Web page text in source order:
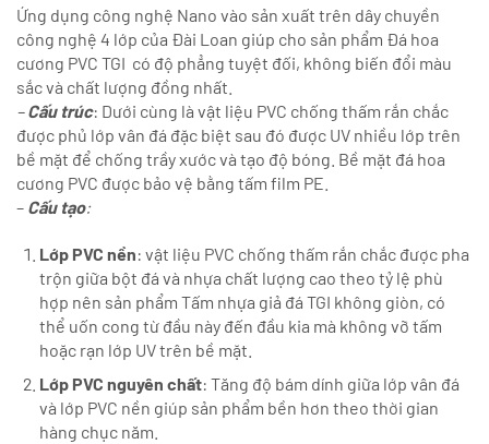
Ứng dụng công nghệ Nano vào sản xuất trên dây chuyền
công nghệ 4 lớp của Đài Loan giúp cho sản phẩm Đá hoa
cương PVC TGI có độ phẳng tuyệt đối, không biến đổi màu
sắc và chất lượng đồng nhất.
–Cấu trúc: Dưới cùng là vật liệu PVC chống thấm rắn chắc
được phủ lớp vân đá đặc biệt sau đó được UV nhiều lớp trên
bề mặt để chống trầy xước và tạo độ bóng. Bề mặt đá hoa
cương PVC được bảo vệ bằng tấm film PE.
– Cấu tạo:
Lớp PVC nền: vật liệu PVC chống thấm rắn chắc được pha
trộn giữa bột đá và nhựa chất lượng cao theo tỷ lệ phù
hợp nên sản phẩm Tấm nhựa giả đá TGI không giòn, có
thể uốn cong từ đầu này đến đầu kia mà không vỡ tấm
hoặc rạn lớp UV trên bề mặt.
Lớp PVC nguyên chất: Tăng độ bám dính giữa lớp vân đá
và lớp PVC nền giúp sản phẩm bền hơn theo thời gian
hàng chục năm.